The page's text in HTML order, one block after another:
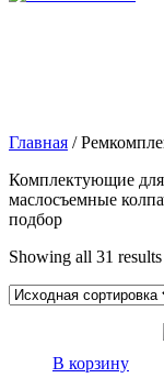
Главная /
Комплектующие
маслосъемные
подбор
Showing all 31 results
В корзину